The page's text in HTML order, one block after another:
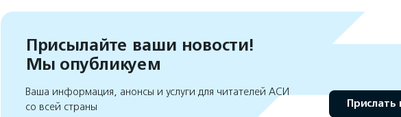
Присылайте ваши новости!
Мы опубликуем
Ваша информация, анонсы и услуги для читателей АСИ
со всей страны
Прислать